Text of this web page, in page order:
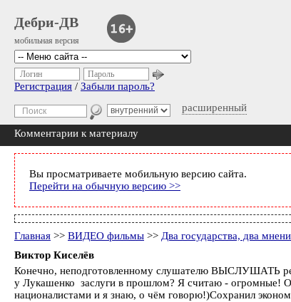
Дебри-ДВ
мобильная версия
расширенный
Логин Пароль
Регистрация / Забыли пароль?
Комментарии к материалу
Вы просматриваете мобильную версию сайта.
Перейти на обычную версию >>
Главная >> ВИДЕО фильмы >> Два государства, два
Виктор Киселёв
Конечно, неподготовленному слушателю ВЫСЛУШАТЬ
у Лукашенко заслуги в прошлом? Я считаю - огромные!
националистами и я знаю, о чём говорю!)Сохранил